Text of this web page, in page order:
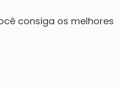
consiga os melhores